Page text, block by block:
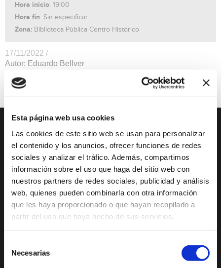
Esta página web usa cookies
Las cookies de este sitio web se usan para personalizar
el contenido y los anuncios, ofrecer funciones de redes
sociales y analizar el tráfico. Además, compartimos
información sobre el uso que haga del sitio web con
nuestros partners de redes sociales, publicidad y análisis
web, quienes pueden combinarla con otra información
que les haya proporcionado o que hayan recopilado a
partir del uso que haya hecho de sus servicios.
Necesarias
Hora inicio: 19:00
Hora fin: Sin especificar
Zona: Biblioteca Pública Centro Histórico
17/11/2022 /
Autor: Eduardo Bellver
Presentación
DESCUBRE XÀBIA
Mirador Virtual
Paseo por Xàbia
Histórica
El Port de Xàbia,
Duanes de la Mar
QUÉ HACER
Eventos todo el año
Camino del Alba
Actividades
deportivas
Ruta del Arte